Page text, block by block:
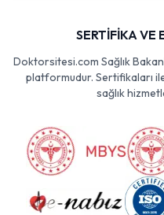
SERTİFİKA VE
Doktorsitesi.com Sağlık
platformudur. Sertifikaları
sağlık